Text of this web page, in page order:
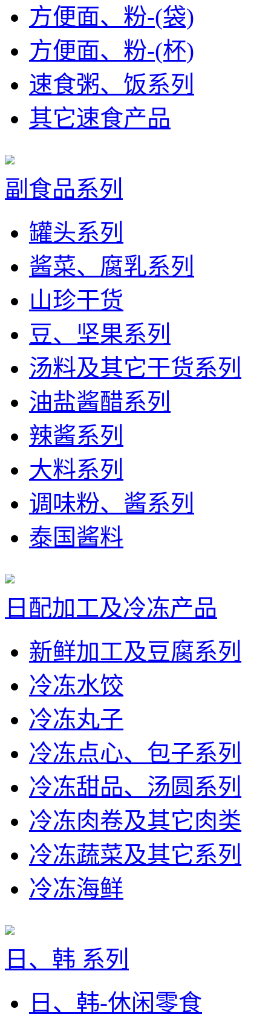
方便面、粉-(袋)
方便面、粉-(杯)
速食粥、饭系列
其它速食产品
副食品系列
罐头系列
酱菜、腐乳系列
山珍干货
豆、坚果系列
汤料及其它干货系列
油盐酱醋系列
辣酱系列
大料系列
调味粉、酱系列
泰国酱料
日配加工及冷冻产品
新鲜加工及豆腐系列
冷冻水饺
冷冻丸子
冷冻点心、包子系列
冷冻甜品、汤圆系列
冷冻肉卷及其它肉类
冷冻蔬菜及其它系列
冷冻海鲜
日、韩 系列
日、韩-休闲零食